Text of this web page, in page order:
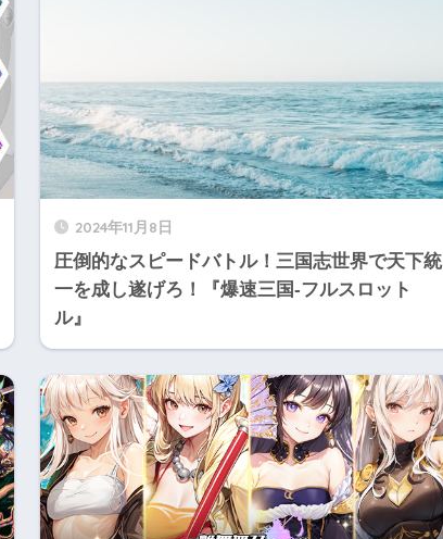
2024年11月8日
圧倒的なスピードバトル！三国志世界で天下統
一を成し遂げろ！『爆速三国-フルスロット
ル』